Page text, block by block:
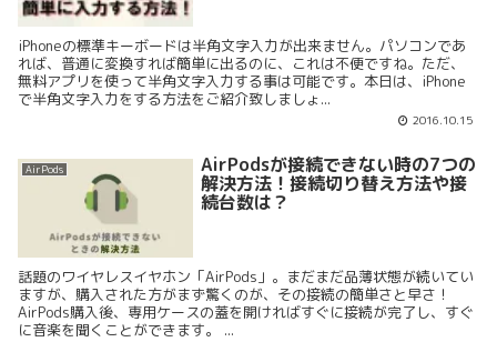
iPhoneの標準キーボードは半角文字入力が出来ません。パソコンであ
れば、普通に変換すれば簡単に出るのに、これは不便ですね。ただ、
無料アプリを使って半角文字入力する事は可能です。本日は、iPhone
で半角文字入力をする方法をご紹介致しましょ...
2016.10.15
AirPods AirPodsが接続できない時の7つの
解決方法！接続切り替え方法や接
続台数は？
話題のワイヤレスイヤホン「AirPods」。まだまだ品薄状態が続いてい
ますが、購入された方がまず驚くのが、その接続の簡単さと早さ！
AirPods購入後、専用ケースの蓋を開ければすぐに接続が完了し、すぐ
に音楽を聞くことができます。 ...